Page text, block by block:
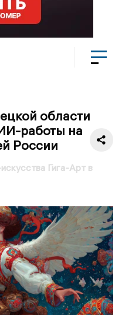
области
работы на
России
Гига-Арт в